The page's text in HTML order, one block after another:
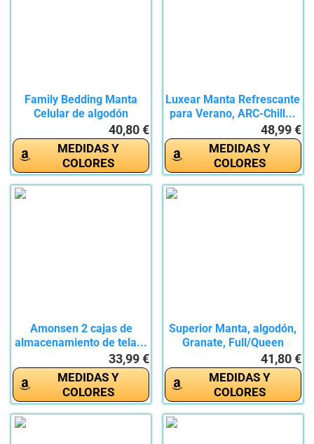
Family Bedding Manta
Celular de algodón
40,80 €
MEDIDAS Y
COLORES
Luxear Manta Refrescante
para Verano, ARC-Chill...
48,99 €
MEDIDAS Y
COLORES
Amonsen 2 cajas de
almacenamiento de tela...
33,99 €
MEDIDAS Y
COLORES
Superior Manta, algodón,
Granate, Full/Queen
41,80 €
MEDIDAS Y
COLORES